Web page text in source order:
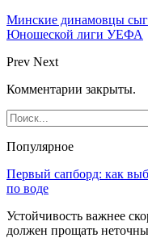
Минские динамовцы
Юношеской лиги УЕФА
Prev Next
Комментарии закрыты.
Популярное
Первый сапборд: как
по воде
Устойчивость важнее
должен прощать